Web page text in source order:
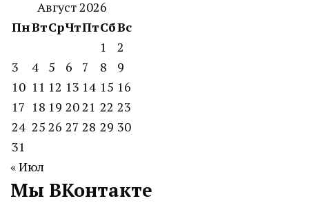
Август 2026
ПнВтСрЧтПтСбВс
1
2
3
4 5 6 7 8
9
10 11 12 13 14 15 16
17 18 19 2021 22 23
24 25 26 27 28 29 30
31
« Июл
Мы ВКонтакте